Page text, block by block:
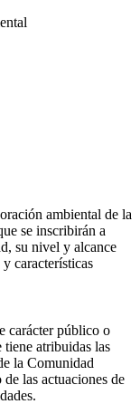
ambiental de la
se inscribirán a
su nivel y alcance
características
carácter público o
atribuidas las
la Comunidad
las actuaciones de